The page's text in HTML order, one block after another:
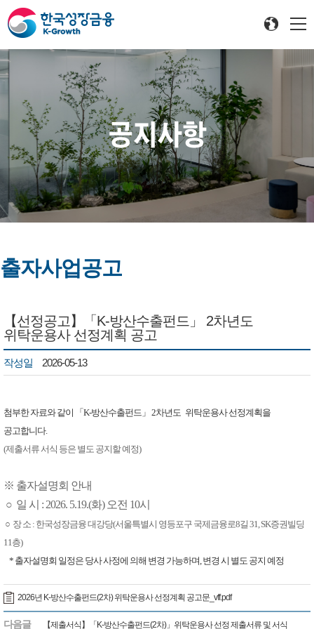
공지사항
출자사업공고
【선정공고】「K-방산수출펀드」 2차년도
위탁운용사 선정계획 공고
작성일 2026-05-13
첨부한 자료와 같이 「K-방산수출펀드」 2차년도 위탁운용사 선정계획을
공고합니다.
(제출서류 서식 등은 별도 공지할 예정)
※ 출자설명회 안내
○ 일 시 : 2026. 5.19.(화) 오전 10시
○ 장 소 : ​ 한국성장금융 대강당(서울특별시 영등포구 국제금융로8길 31, SK증권빌딩
11층)
* 출자설명회 일정은 당사 사정에 의해 변경 가능하며, 변경 시 별도 공지 예정
2026년 K-방산수출펀드(2차) 위탁운용사 선정계획 공고문_vff.pdf
다음글 【제출서식】「K-방산수출펀드(2차)」위탁운용사 선정 제출서류 및 서식